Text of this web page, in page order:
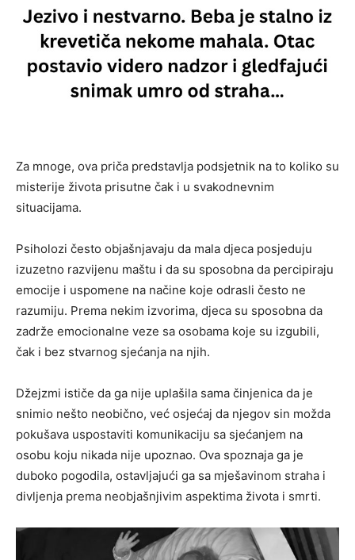
Za mnoge, ova priča predstavlja podsjetnik na to koliko su
misterije života prisutne čak i u svakodnevnim
situacijama.
Psiholozi često objašnjavaju da mala djeca posjeduju
izuzetno razvijenu maštu i da su sposobna da percipiraju
emocije i uspomene na načine koje odrasli često ne
razumiju. Prema nekim izvorima, djeca su sposobna da
zadrže emocionalne veze sa osobama koje su izgubili,
čak i bez stvarnog sjećanja na njih.
Džejzmi ističe da ga nije uplašila sama činjenica da je
snimio nešto neobično, već osjećaj da njegov sin možda
pokušava uspostaviti komunikaciju sa sjećanjem na
osobu koju nikada nije upoznao. Ova spoznaja ga je
duboko pogodila, ostavljajući ga sa mješavinom straha i
divljenja prema neobjašnjivim aspektima života i smrti.